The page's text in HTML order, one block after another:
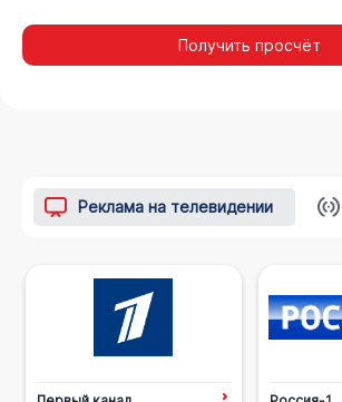
Получить просчёт
Реклама на телевидении